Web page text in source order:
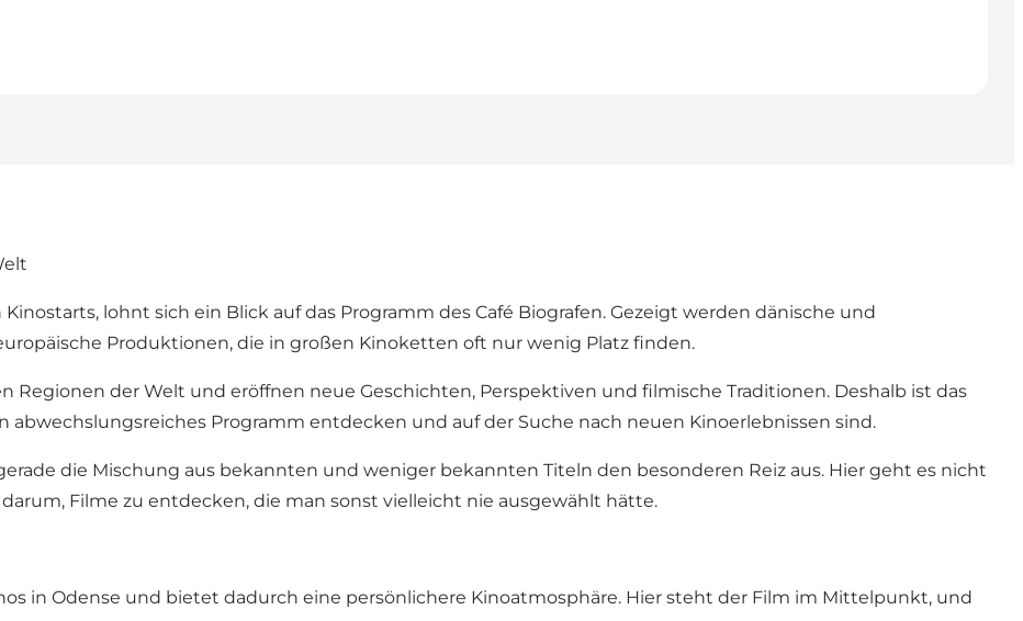
lohnt sich ein Blick auf das Programm des Café Biografen. Gezeigt werden dänische und
Produktionen, die in großen Kinoketten oft nur wenig Platz finden.
Regionen der Welt und eröffnen neue Geschichten, Perspektiven und filmische Traditionen. Deshalb ist das
abwechslungsreiches Programm entdecken und auf der Suche nach neuen Kinoerlebnissen sind.
die Mischung aus bekannten und weniger bekannten Titeln den besonderen Reiz aus. Hier geht es nicht
Filme zu entdecken, die man sonst vielleicht nie ausgewählt hätte.
in Odense und bietet dadurch eine persönlichere Kinoatmosphäre. Hier steht der Film im Mittelpunkt, und